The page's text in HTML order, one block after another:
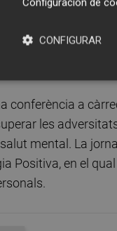
posar sobre la
les paus, a
conferència a
les
mental. La
Positiva, en el
CONFIGURAR